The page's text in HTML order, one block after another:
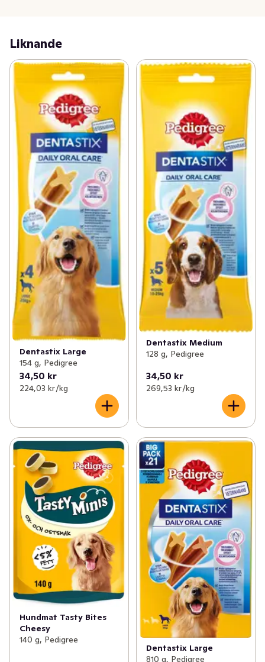
hjälp din bästa vän. Bra tänder för ett bra liv! Pedigree®
DENTASTIX™ Triple Action: Minskar
tandstensuppbyggnad med upp till 80% – vid dagligt
bruk Rengör tänder som är svåra att komma åt Främjar
ett friskt tandkött
Liknande
Dentastix Large
154 g, Pedigree
34,50 kr
224,03 kr /kg
Dentastix Medium
128 g, Pedigree
34,50 kr
269,53 kr /kg
Hundmat Tasty Bites
Cheesy
140 g, Pedigree
Dentastix Large
810 g, Pedigree